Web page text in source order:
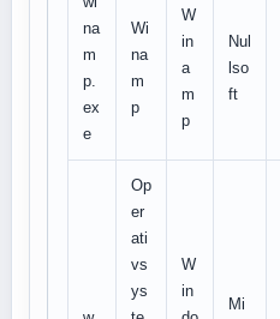
na
m
p.
ex
e
Wi
na
m
p
W
in
a
m
p
Nul
lso
ft
Op
er
ati
vs
ys
W
in
Mi